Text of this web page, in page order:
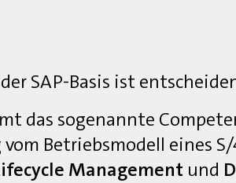
SAP-Basis ist
das sogenannte
Betriebsmodell eines
Management und